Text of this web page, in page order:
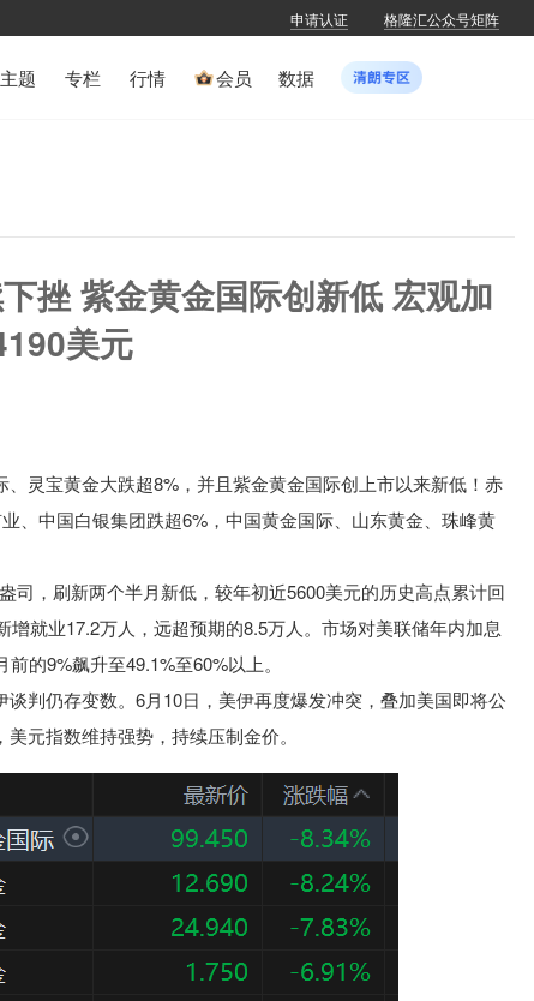
申请认证 格隆汇公众号矩阵
主题 专栏 行情 会员 数据
挫 紫金黄金国际创新低 宏观加
美元
灵宝黄金大跌超8%，并且紫金黄金国际创上市以来新低！赤
、中国白银集团跌超6%，中国黄金国际、山东黄金、珠峰黄
司，刷新两个半月新低，较年初近5600美元的历史高点累计回
增就业17.2万人，远超预期的8.5万人。市场对美联储年内加息
的9%飙升至49.1%至60%以上。
判仍存变数。6月10日，美伊再度爆发冲突，叠加美国即将公
元指数维持强势，持续压制金价。